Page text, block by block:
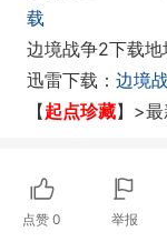
载
边境战争2下载地
迅雷下载： 边境
【起点珍藏】>最
点赞 0 举报